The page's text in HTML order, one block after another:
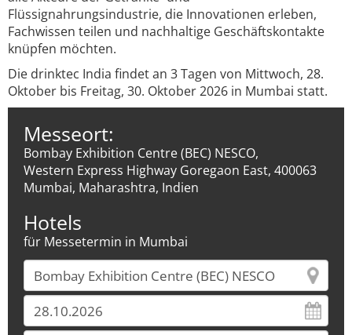
Flüssignahrungsindustrie, die Innovationen erleben,
Fachwissen teilen und nachhaltige Geschäftskontakte
knüpfen möchten.
Die drinktec India findet an 3 Tagen von Mittwoch, 28.
Oktober bis Freitag, 30. Oktober 2026 in Mumbai statt.
Messeort:
Bombay Exhibition Centre (BEC) NESCO,
Western Express Highway Goregaon East, 400063
Mumbai, Maharashtra, Indien
Hotels
für Messetermin in Mumbai